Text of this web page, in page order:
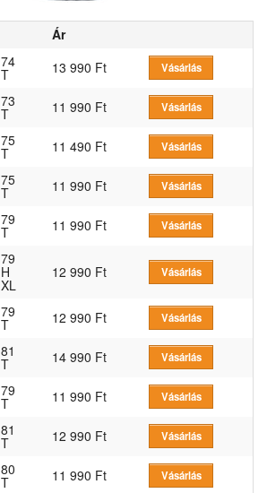
Ár
74
T 13 990 Ft Vásárlás
73
T 11 990 Ft Vásárlás
75
T 11 490 Ft Vásárlás
75
T 11 990 Ft Vásárlás
79
T 11 990 Ft Vásárlás
79
H
XL
12 990 Ft Vásárlás
79
T 12 990 Ft Vásárlás
81
T 14 990 Ft Vásárlás
79
T 11 990 Ft Vásárlás
81
T 12 990 Ft Vásárlás
80
T 11 990 Ft Vásárlás